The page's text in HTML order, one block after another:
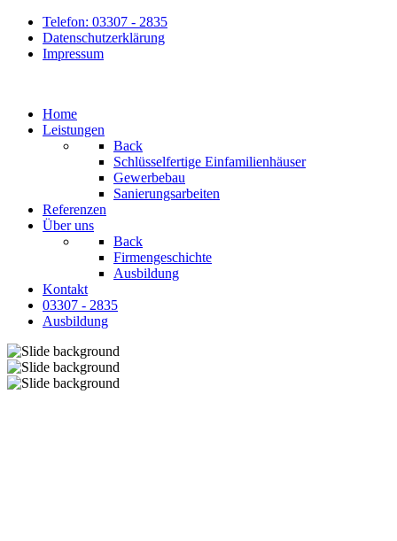
Telefon: 03307 - 2835
Datenschutzerklärung
Impressum
Home
Leistungen
Back
Schlüsselfertige Einfamilienhäuser
Gewerbebau
Sanierungsarbeiten
Referenzen
Über uns
Back
Firmengeschichte
Ausbildung
Kontakt
03307 - 2835
Ausbildung